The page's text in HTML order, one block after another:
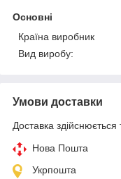
Основні
Країна виробник
Вид виробу:
Умови доставки
Доставка здійснюється
Нова Пошта
Укрпошта